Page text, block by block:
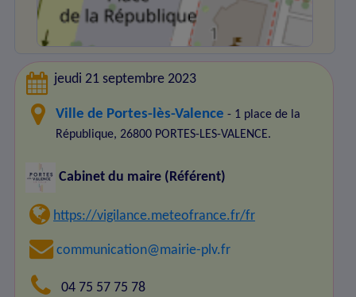
jeudi 21 septembre 2023
Ville de Portes-lès-Valence- 1 place de la
République, 26800 PORTES-LES-VALENCE.
Cabinet du maire (Référent)
https://vigilance.meteofrance.fr/fr
communication@mairie-plv.fr
04 75 57 75 78